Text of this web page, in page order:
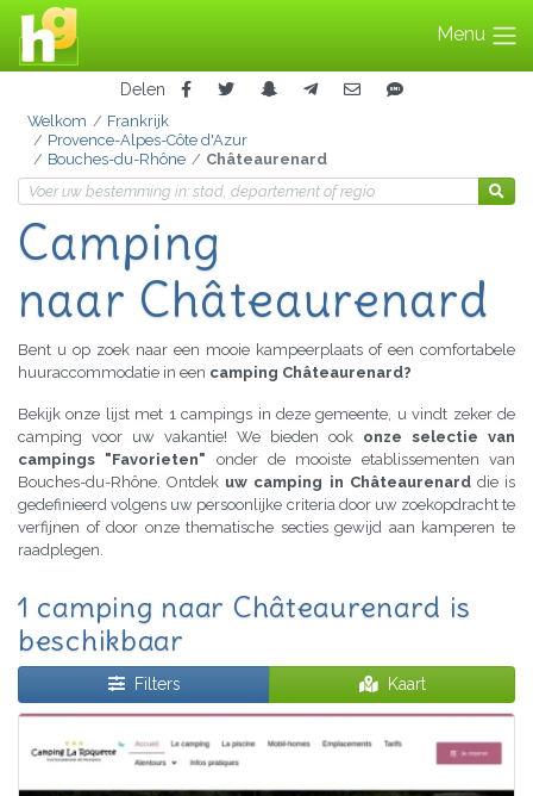
Menu
Delen
Welkom
Frankrijk
Provence-Alpes-Côte d'Azur
Bouches-du-Rhône
Châteaurenard
Camping
naar Châteaurenard
Bent u op zoek naar een mooie kampeerplaats of een comfortabele
huuraccommodatie in een camping Châteaurenard?
Bekijk onze lijst met 1 campings in deze gemeente, u vindt zeker de
camping voor uw vakantie! We bieden ook onze selectie van
campings "Favorieten" onder de mooiste etablissementen van
Bouches-du-Rhône. Ontdek uw camping in Châteaurenarddie is
gedefinieerd volgens uw persoonlijke criteria door uw zoekopdracht te
verfijnen of door onze thematische secties gewijd aan kamperen te
raadplegen.
1 camping naar Châteaurenard is
beschikbaar
Filters Kaart